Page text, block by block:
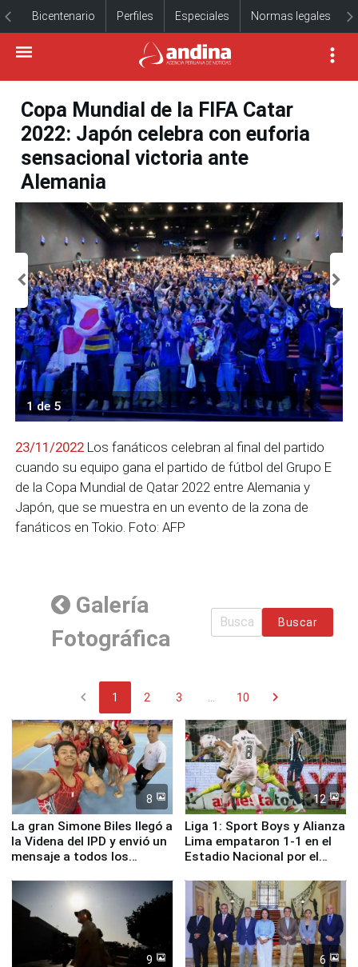
Bicentenario Perfiles Especiales Normas legales
Copa Mundial de la FIFA Catar
2022: Japón celebra con euforia
sensacional victoria ante
Alemania
1 de 5
23/11/2022 Los fanáticos celebran al final del partido
cuando su equipo gana el partido de fútbol del Grupo E
de la Copa Mundial de Qatar 2022 entre Alemania y
Japón, que se muestra en un evento de la zona de
fanáticos en Tokio. Foto: AFP
Galería
Fotográfica
Buscar
chevron_left 1 2 3 10 chevron_right
8
La gran Simone Biles llegó a
la Videna del IPD y envió un
mensaje a todos los
12
Liga 1: Sport Boys y Alianza
Lima empataron 1-1 en el
Estadio Nacional por el
9 6